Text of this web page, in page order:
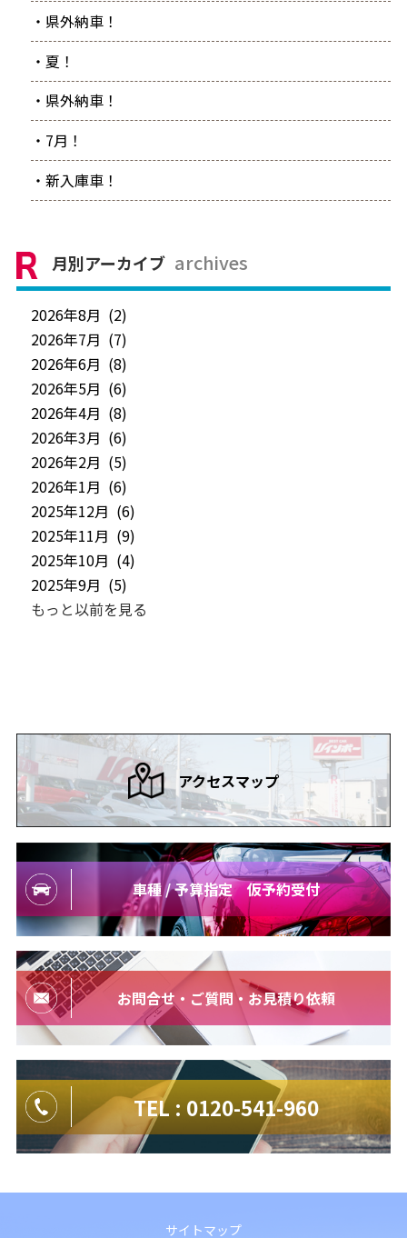
・県外納車！
・夏！
・県外納車！
・7月！
・新入庫車！
月別アーカイブ archives
2026年8月 (2)
2026年7月 (7)
2026年6月 (8)
2026年5月 (6)
2026年4月 (8)
2026年3月 (6)
2026年2月 (5)
2026年1月 (6)
2025年12月 (6)
2025年11月 (9)
2025年10月 (4)
2025年9月 (5)
もっと以前を見る
アクセスマップ
車種 / 予算指定 仮予約受付
お問合せ・ご質問・お見積り依頼
TEL : 0120-541-960
サイトマップ